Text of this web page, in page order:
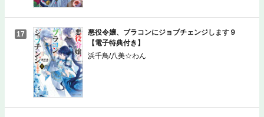
17
悪役令嬢、ブラコンにジョブチェンジします９
【電子特典付き】
浜千鳥/八美☆わん